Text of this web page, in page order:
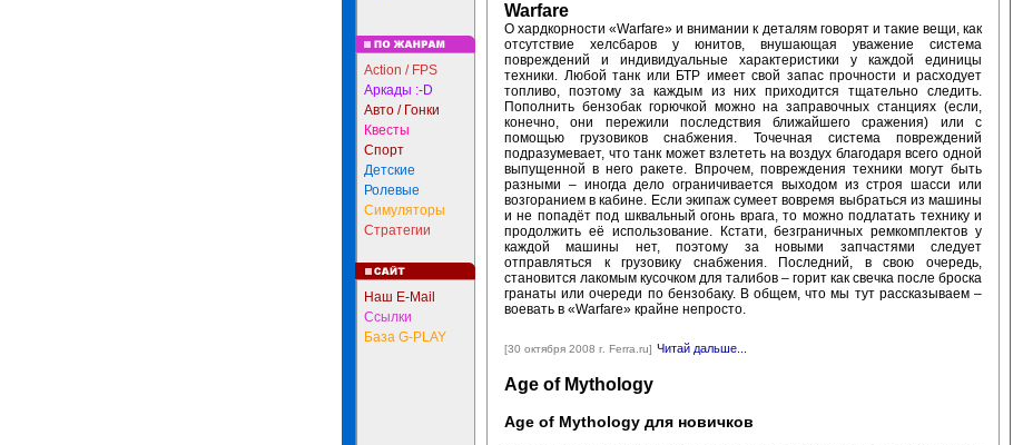
Action / FPS
Аркады :-D
Авто / Гонки
Квесты
Спорт
Детские
Ролевые
Симуляторы
Стратегии
Наш E-Mail
Ссылки
База G-PLAY
Warfare
О хардкорности «Warfare» и внимании к деталям говорят и такие вещи, как
отсутствие хелсбаров у юнитов, внушающая уважение система
повреждений и индивидуальные характеристики у каждой единицы
техники. Любой танк или БТР имеет свой запас прочности и расходует
топливо, поэтому за каждым из них приходится тщательно следить.
Пополнить бензобак горючкой можно на заправочных станциях (если,
конечно, они пережили последствия ближайшего сражения) или с
помощью грузовиков снабжения. Точечная система повреждений
подразумевает, что танк может взлететь на воздух благодаря всего одной
выпущенной в него ракете. Впрочем, повреждения техники могут быть
разными – иногда дело ограничивается выходом из строя шасси или
возгоранием в кабине. Если экипаж сумеет вовремя выбраться из машины
и не попадёт под шквальный огонь врага, то можно подлатать технику и
продолжить её использование. Кстати, безграничных ремкомплектов у
каждой машины нет, поэтому за новыми запчастями следует
отправляться к грузовику снабжения. Последний, в свою очередь,
становится лакомым кусочком для талибов – горит как свечка после броска
гранаты или очереди по бензобаку. В общем, что мы тут рассказываем –
воевать в «Warfare» крайне непросто.
[30 октября 2008 г. Ferra.ru] Читай дальше...
Age of Mythology
Age of Mythology для новичков